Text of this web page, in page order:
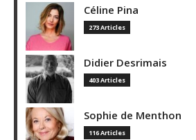
Céline Pina
273 Articles
Didier Desrimais
403 Articles
Sophie de Menthon
116 Articles